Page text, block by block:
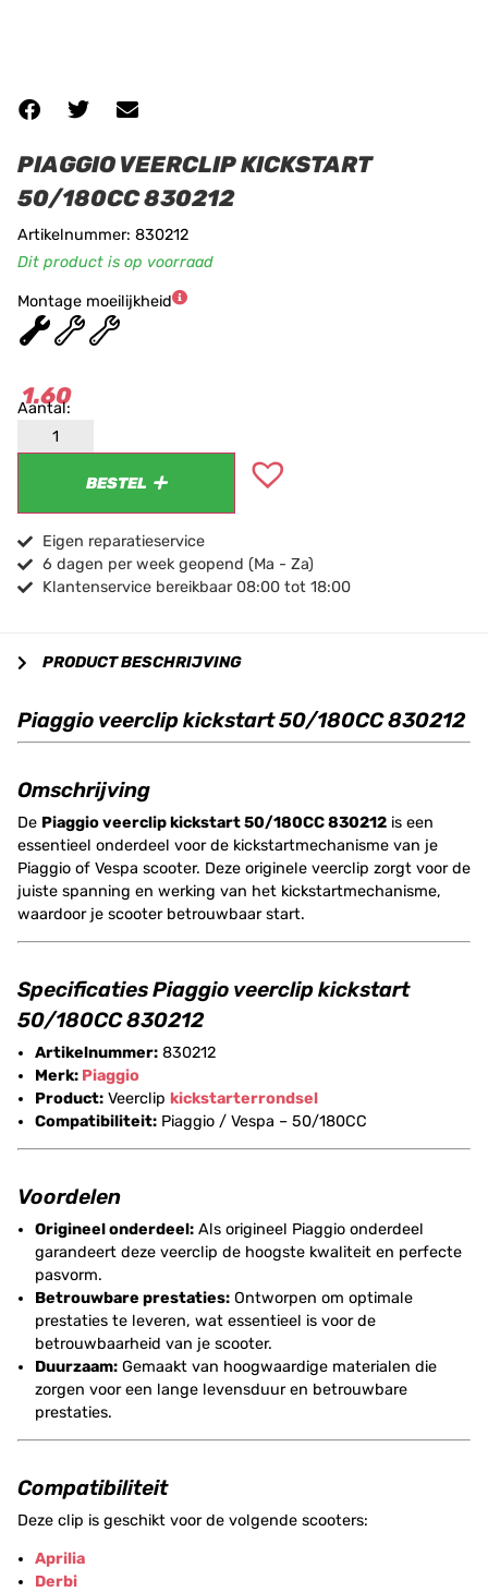
PIAGGIO VEERCLIP KICKSTART
50/180CC 830212
Artikelnummer: 830212
Dit product is op voorraad
Montage moeilijkheid
★★★
1.60
BESTEL
Eigen reparatieservice
6 dagen per week geopend (Ma - Za)
Klantenservice bereikbaar 08:00 tot 18:00
PRODUCT BESCHRIJVING
Piaggio veerclip kickstart 50/180CC 830212
Omschrijving
De Piaggio veerclip kickstart 50/180CC 830212 is een
essentieel onderdeel voor de kickstartmechanisme van je
Piaggio of Vespa scooter. Deze originele veerclip zorgt voor de
juiste spanning en werking van het kickstartmechanisme,
waardoor je scooter betrouwbaar start.
Specificaties Piaggio veerclip kickstart
50/180CC 830212
Artikelnummer: 830212
Merk: Piaggio
Product: Veerclip kickstarterrondsel
Compatibiliteit: Piaggio / Vespa – 50/180CC
Voordelen
Origineel onderdeel: Als origineel Piaggio onderdeel
garandeert deze veerclip de hoogste kwaliteit en perfecte
pasvorm.
Betrouwbare prestaties: Ontworpen om optimale
prestaties te leveren, wat essentieel is voor de
betrouwbaarheid van je scooter.
Duurzaam: Gemaakt van hoogwaardige materialen die
zorgen voor een lange levensduur en betrouwbare
prestaties.
Compatibiliteit
Deze clip is geschikt voor de volgende scooters:
Aprilia
Derbi